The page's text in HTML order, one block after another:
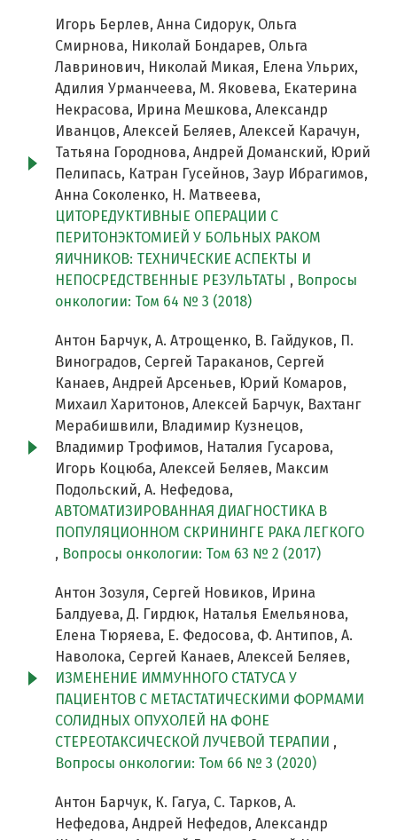
Игорь Берлев, Анна Сидорук, Ольга
Смирнова, Николай Бондарев, Ольга
Лавринович, Николай Микая, Елена Ульрих,
Адилия Урманчеева, М. Яковева, Екатерина
Некрасова, Ирина Мешкова, Александр
Иванцов, Алексей Беляев, Алексей Карачун,
Татьяна Городнова, Андрей Доманский, Юрий
Пелипась, Катран Гусейнов, Заур Ибрагимов,
Анна Соколенко, Н. Матвеева,
ЦИТОРЕДУКТИВНЫЕ ОПЕРАЦИИ С
ПЕРИТОНЭКТОМИЕЙ У БОЛЬНЫХ РАКОМ
ЯИЧНИКОВ: ТЕХНИЧЕСКИЕ АСПЕКТЫ И
НЕПОСРЕДСТВЕННЫЕ РЕЗУЛЬТАТЫ , Вопросы
онкологии: Том 64 № 3 (2018)
Антон Барчук, А. Атрощенко, В. Гайдуков, П.
Виноградов, Сергей Тараканов, Сергей
Канаев, Андрей Арсеньев, Юрий Комаров,
Михаил Харитонов, Алексей Барчук, Вахтанг
Мерабишвили, Владимир Кузнецов,
Владимир Трофимов, Наталия Гусарова,
Игорь Коцюба, Алексей Беляев, Максим
Подольский, А. Нефедова,
АВТОМАТИЗИРОВАННАЯ ДИАГНОСТИКА В
ПОПУЛЯЦИОННОМ СКРИНИНГЕ РАКА ЛЕГКОГО
, Вопросы онкологии: Том 63 № 2 (2017)
Антон Зозуля, Сергей Новиков, Ирина
Балдуева, Д. Гирдюк, Наталья Емельянова,
Елена Тюряева, Е. Федосова, Ф. Антипов, А.
Наволока, Сергей Канаев, Алексей Беляев,
ИЗМЕНЕНИЕ ИММУННОГО СТАТУСА У
ПАЦИЕНТОВ С МЕТАСТАТИЧЕСКИМИ ФОРМАМИ
СОЛИДНЫХ ОПУХОЛЕЙ НА ФОНЕ
СТЕРЕОТАКСИЧЕСКОЙ ЛУЧЕВОЙ ТЕРАПИИ ,
Вопросы онкологии: Том 66 № 3 (2020)
Антон Барчук, К. Гагуа, С. Тарков, А.
Нефедова, Андрей Нефедов, Александр